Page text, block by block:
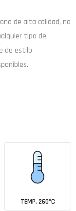
de alta calidad, no
tipo de
de estilo
TEMP. 260ºC